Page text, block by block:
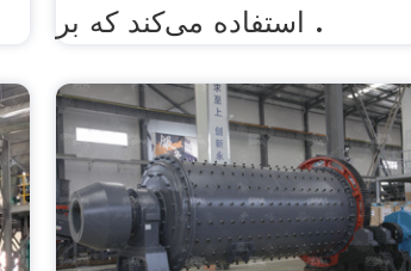
استفاده می‌کند که بر .